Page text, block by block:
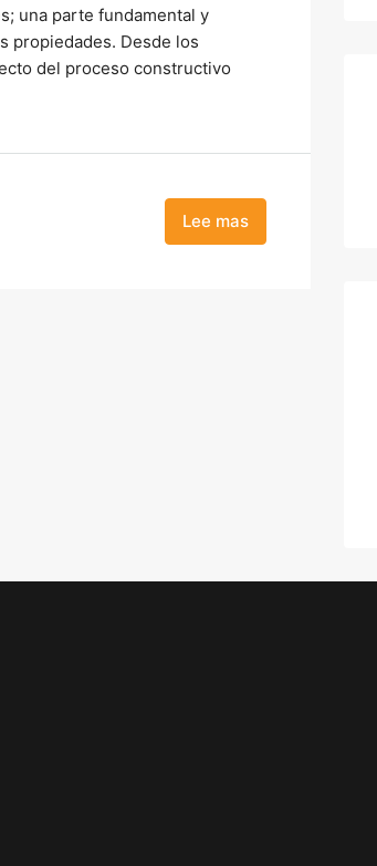
una parte fundamental y
propiedades. Desde los
del proceso constructivo
Lee mas